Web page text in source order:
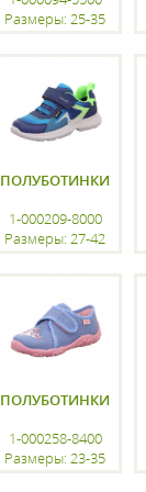
Размеры: 25-35
ПОЛУБОТИНКИ
1-000209-8000
Размеры: 27-42
ПОЛУБОТИНКИ
1-000258-8400
Размеры: 23-35